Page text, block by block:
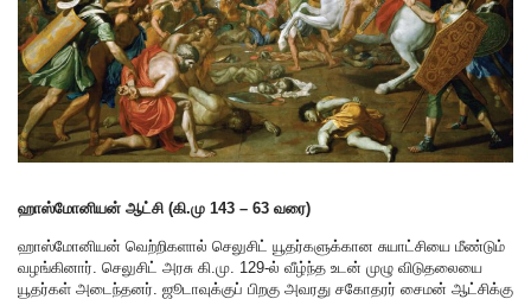
ஹாஸ்மோனியன் ஆட்சி (கி.மு 143 – 63 வரை)
ஹாஸ்மோனியன் வெற்றிகளால் செலுசிட் யூதர்களுக்கான சுயாட்சியை மீண்டும்
வழங்கினார். செலுசிட் அரசு கி.மு. 129-ல் வீழ்ந்த உடன் முழு விடுதலையை
யூதர்கள் அடைந்தனர். ஜூடாவுக்குப் பிறகு அவரது சகோதரர் சைமன் ஆட்சிக்கு